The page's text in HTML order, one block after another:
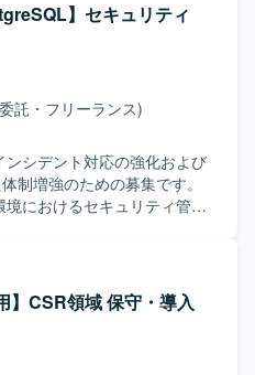
】セキュリティ
託・フリーランス)
ンシデント対応の強化および
制増強のための募集です。
境におけるセキュリティ管理
通信の検知、再発防止策の
ます。あわせて、脆弱性診
の見直し、インシデント検
っていただきます。運用・
築手順書を基にした業務移
】CSR領域 保守・導入